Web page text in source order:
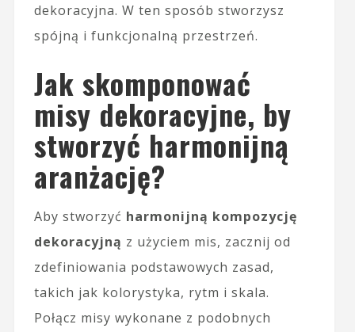
dekoracyjna. W ten sposób stworzysz
spójną i funkcjonalną przestrzeń.
Jak skomponować
misy dekoracyjne, by
stworzyć harmonijną
aranżację?
Aby stworzyć harmonijną kompozycję
dekoracyjną z użyciem mis, zacznij od
zdefiniowania podstawowych zasad,
takich jak kolorystyka, rytm i skala.
Połącz misy wykonane z podobnych